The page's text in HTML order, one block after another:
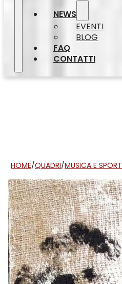
NEWS
EVENTI
BLOG
FAQ
CONTATTI
HOME/QUADRI/MUSICA E SPORT